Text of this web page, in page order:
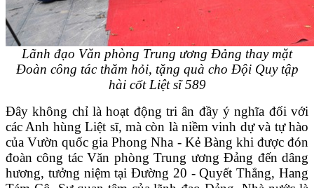
Lãnh đạo Văn phòng Trung ương Đảng thay mặt
Đoàn công tác thăm hỏi, tặng quà cho Đội Quy tập
hài cốt Liệt sĩ 589
Đây không chỉ là hoạt động tri ân đầy ý nghĩa đối với
các Anh hùng Liệt sĩ, mà còn là niềm vinh dự và tự hào
của Vườn quốc gia Phong Nha - Kẻ Bàng khi được đón
đoàn công tác Văn phòng Trung ương Đảng đến dâng
hương, tưởng niệm tại Đường 20 - Quyết Thắng, Hang